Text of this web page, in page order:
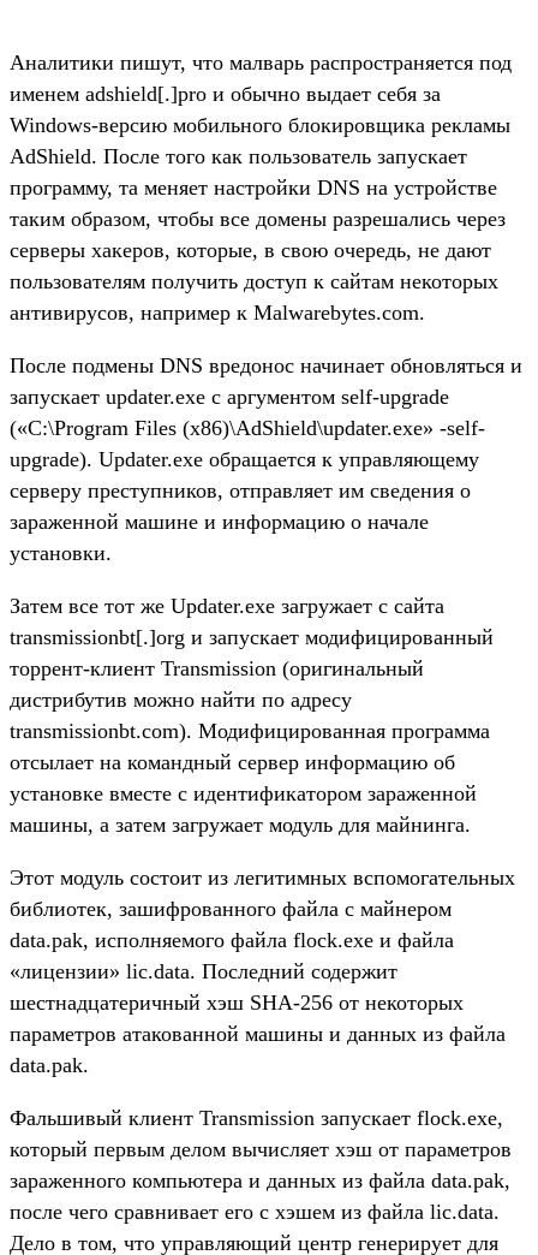
Аналитики пишут, что малварь распространяется под
именем adshield[.]pro и обычно выдает себя за
Windows-версию мобильного блокировщика рекламы
AdShield. После того как пользователь запускает
программу, та меняет настройки DNS на устройстве
таким образом, чтобы все домены разрешались через
серверы хакеров, которые, в свою очередь, не дают
пользователям получить доступ к сайтам некоторых
антивирусов, например к Malwarebytes.com.
После подмены DNS вредонос начинает обновляться и
запускает updater.exe с аргументом self-upgrade
(«C:\Program Files (x86)\AdShield\updater.exe» -self-
upgrade). Updater.exe обращается к управляющему
серверу преступников, отправляет им сведения о
зараженной машине и информацию о начале
установки.
Затем все тот же Updater.exe загружает с сайта
transmissionbt[.]org и запускает модифицированный
торрент-клиент Transmission (оригинальный
дистрибутив можно найти по адресу
transmissionbt.com). Модифицированная программа
отсылает на командный сервер информацию об
установке вместе с идентификатором зараженной
машины, а затем загружает модуль для майнинга.
Этот модуль состоит из легитимных вспомогательных
библиотек, зашифрованного файла с майнером
data.pak, исполняемого файла flock.exe и файла
«лицензии» lic.data. Последний содержит
шестнадцатеричный хэш SHA-256 от некоторых
параметров атакованной машины и данных из файла
data.pak.
Фальшивый клиент Transmission запускает flock.exe,
который первым делом вычисляет хэш от параметров
зараженного компьютера и данных из файла data.pak,
после чего сравнивает его с хэшем из файла lic.data.
Дело в том, что управляющий центр генерирует для